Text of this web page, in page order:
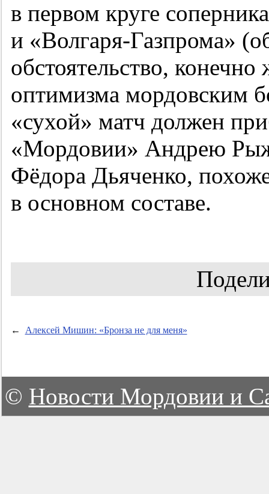
в первом круге
и «Волгаря-Газпрома»
обстоятельство,
оптимизма мордовским
«сухой» матч должен
«Мордовии» Андрею
Фёдора Дьяченко,
в основном составе.
← Алексей Мишин: «Бронза не для меня»
© Новости Мордовии и